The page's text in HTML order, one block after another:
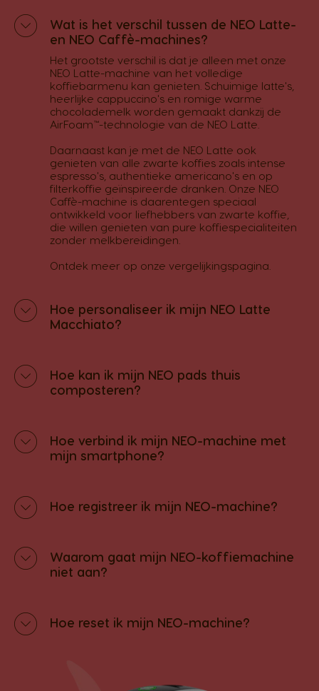
Wat is het verschil tussen de NEO Latte-
en NEO Caffè-machines?
Het grootste verschil is dat je alleen met onze
NEO Latte-machine van het volledige
koffiebarmenu kan genieten. Schuimige latte's,
heerlijke cappuccino's en romige warme
chocolademelk worden gemaakt dankzij de
AirFoam™-technologie van de NEO Latte.
Daarnaast kan je met de NEO Latte ook
genieten van alle zwarte koffies zoals intense
espresso's, authentieke americano's en op
filterkoffie geïnspireerde dranken. Onze NEO
Caffè-machine is daarentegen speciaal
ontwikkeld voor liefhebbers van zwarte koffie,
die willen genieten van pure koffiespecialiteiten
zonder melkbereidingen.
Ontdek meer op onze vergelijkingspagina.
Hoe personaliseer ik mijn NEO Latte
Macchiato?
Hoe kan ik mijn NEO pads thuis
composteren?
Hoe verbind ik mijn NEO-machine met
mijn smartphone?
Hoe registreer ik mijn NEO-machine?
Waarom gaat mijn NEO-koffiemachine
niet aan?
Hoe reset ik mijn NEO-machine?